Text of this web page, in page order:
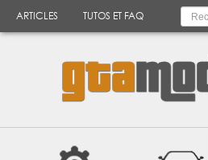
ARTICLES TUTOS ET FAQ